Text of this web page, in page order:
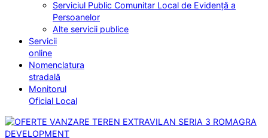
Serviciul Public Comunitar Local de Evidență a
Persoanelor
Alte servicii publice
Servicii
online
Nomenclatura
stradală
Monitorul
Oficial Local